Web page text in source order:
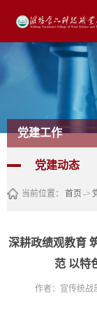
党建工作
党建动态
当前位置： 首页->
深耕政绩观教育
范 以特
作者：宣传统战